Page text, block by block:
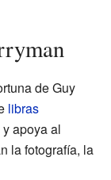
de Guy
libras
apoya al
la fotografía, la